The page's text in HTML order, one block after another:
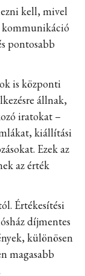
kell, mivel
kommunikáció
pontosabb
is központi
állnak,
iratokat –
kiállítási
Ezek az
az érték
Értékesítési
díjmentes
különösen
magasabb